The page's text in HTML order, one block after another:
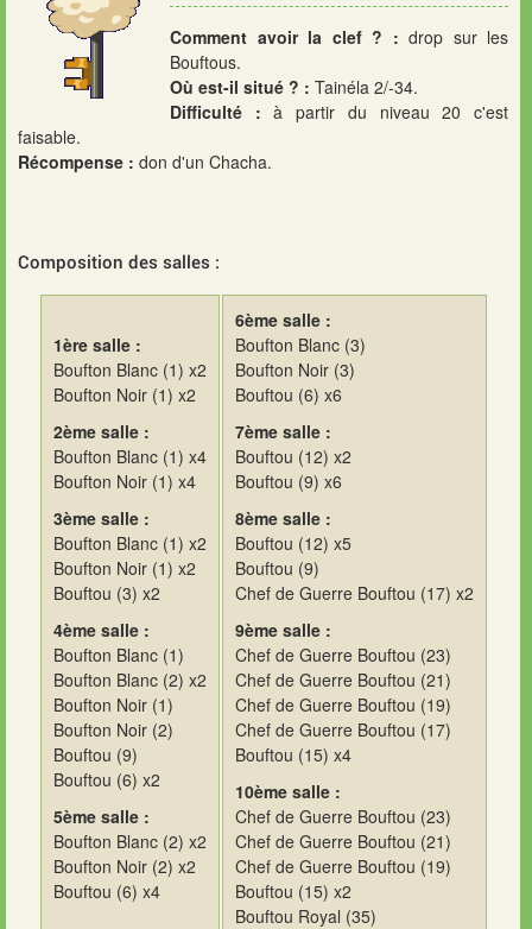
Comment avoir la clef ? : drop sur les
Bouftous.
Où est-il situé ? : Tainéla 2/-34.
Difficulté : à partir du niveau 20 c'est
faisable.
Récompense : don d'un Chacha.
Composition des salles :
1ère salle :
Boufton Blanc (1) x2
Boufton Noir (1) x2
2ème salle :
Boufton Blanc (1) x4
Boufton Noir (1) x4
3ème salle :
Boufton Blanc (1) x2
Boufton Noir (1) x2
Bouftou (3) x2
4ème salle :
Boufton Blanc (1)
Boufton Blanc (2) x2
Boufton Noir (1)
Boufton Noir (2)
Bouftou (9)
Bouftou (6) x2
5ème salle :
Boufton Blanc (2) x2
Boufton Noir (2) x2
Bouftou (6) x4
6ème salle :
Boufton Blanc (3)
Boufton Noir (3)
Bouftou (6) x6
7ème salle :
Bouftou (12) x2
Bouftou (9) x6
8ème salle :
Bouftou (12) x5
Bouftou (9)
Chef de Guerre Bouftou (17) x2
9ème salle :
Chef de Guerre Bouftou (23)
Chef de Guerre Bouftou (21)
Chef de Guerre Bouftou (19)
Chef de Guerre Bouftou (17)
Bouftou (15) x4
10ème salle :
Chef de Guerre Bouftou (23)
Chef de Guerre Bouftou (21)
Chef de Guerre Bouftou (19)
Bouftou (15) x2
Bouftou Royal (35)